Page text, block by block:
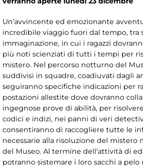
Un’avvincente ed emozionante
incredibile viaggio fuori dal tempo, tra
immaginazione, in cui i ragazzi
più noti scienziati di tutti i tempi per
mistero. Nel percorso notturno del
suddivisi in squadre, coadiuvati dagli
seguiranno specifiche indicazioni per
postazioni allestite dove dovranno
ingegnose prove di abilità, per
codici e indizi, nei panni di veri
consentiranno di raccogliere tutte le
necessarie alla risoluzione del mistero
del Museo. Al termine dell’attività di
potranno sistemare i loro sacchi a pelo